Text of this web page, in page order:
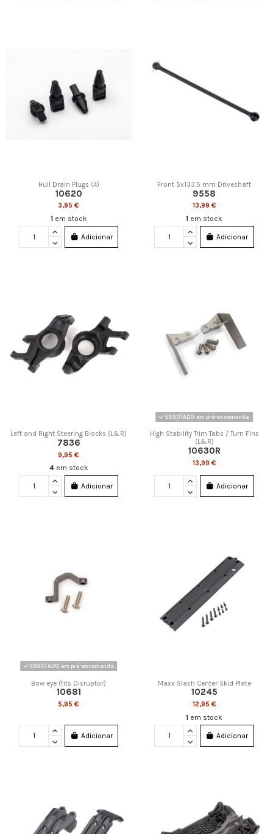
Hull Drain Plugs (4)
10620
3,95 €
1 em stock
Adicionar
Front 5x133.5 mm Driveshaft
9558
13,99 €
1 em stock
Adicionar
Left and Right Steering Blocks (L&R)
7836
9,95 €
4 em stock
Adicionar
ESGOTADO: em pré-encomenda
High Stability Trim Tabs / Turn Fins
(L&R)
10630R
13,99 €
Adicionar
ESGOTADO: em pré-encomenda
Bow eye (fits Disruptor)
10681
5,95 €
Adicionar
Maxx Slash Center Skid Plate
10245
12,95 €
1 em stock
Adicionar